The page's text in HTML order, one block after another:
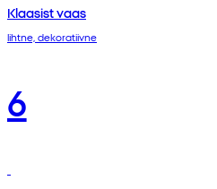
Klaasist vaas
lihtne, dekoratiivne
6